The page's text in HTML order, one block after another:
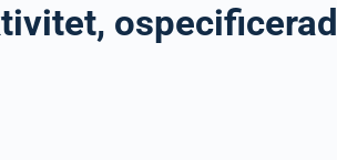
ospecificerad